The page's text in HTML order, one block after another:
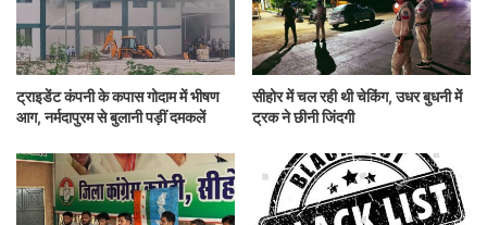
ट्राइडेंट कंपनी के कपास गोदाम में भीषण
आग, नर्मदापुरम से बुलानी पड़ीं दमकलें
सीहोर में चल रही थी चेकिंग, उधर बुधनी में
ट्रक ने छीनी जिंदगी